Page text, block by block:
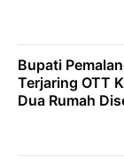
Bupati
Terjaring OTT
Dua Rumah